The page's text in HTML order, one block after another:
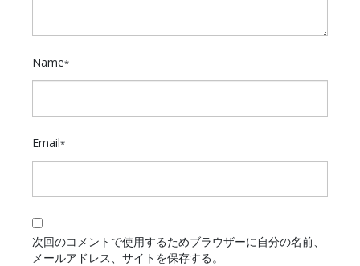
Name*
Email*
次回のコメントで使用するためブラウザーに自分の名前、
メールアドレス、サイトを保存する。